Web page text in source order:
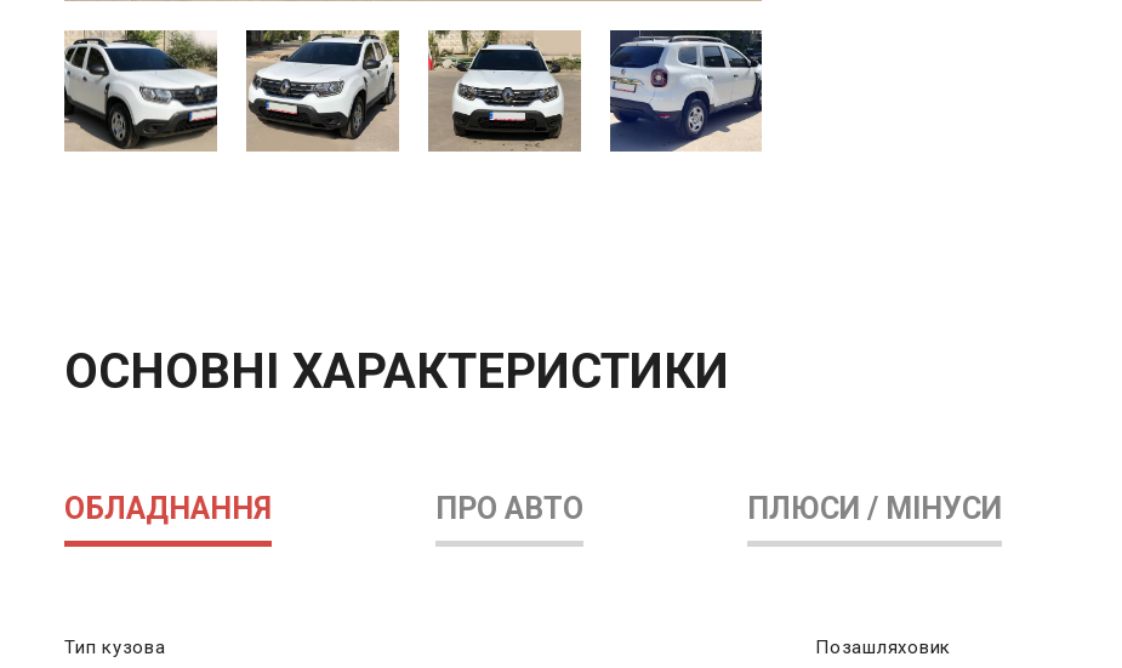
ОСНОВНІ ХАРАКТЕРИСТИКИ
ОБЛАДНАННЯ ПРО АВТО ПЛЮСИ / МІНУСИ
Тип кузова
Позашляховик